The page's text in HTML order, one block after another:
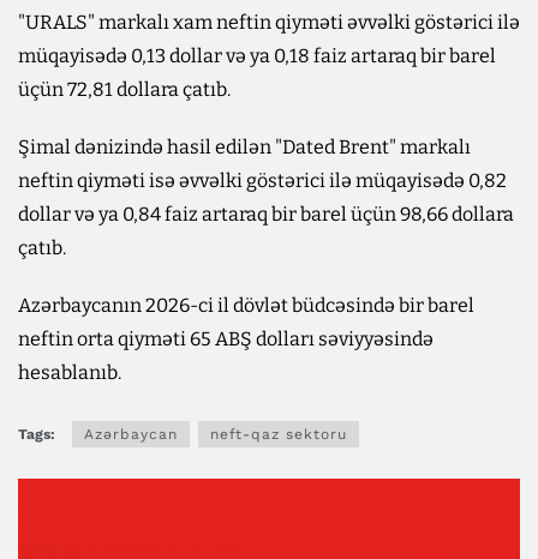
"URALS" markalı xam neftin qiyməti əvvəlki göstərici ilə
müqayisədə 0,13 dollar və ya 0,18 faiz artaraq bir barel
üçün 72,81 dollara çatıb.
Şimal dənizində hasil edilən "Dated Brent" markalı
neftin qiyməti isə əvvəlki göstərici ilə müqayisədə 0,82
dollar və ya 0,84 faiz artaraq bir barel üçün 98,66 dollara
çatıb.
Azərbaycanın 2026-ci il dövlət büdcəsində bir barel
neftin orta qiyməti 65 ABŞ dolları səviyyəsində
hesablanıb.
Tags: Azərbaycan neft-qaz sektoru